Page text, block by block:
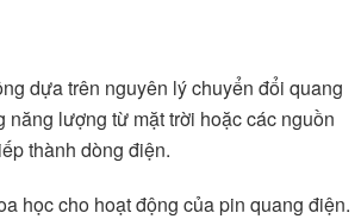
dựa trên nguyên lý chuyển đổi quang
lượng từ mặt trời hoặc các nguồn
thành dòng điện.
học cho hoạt động của pin quang điện.